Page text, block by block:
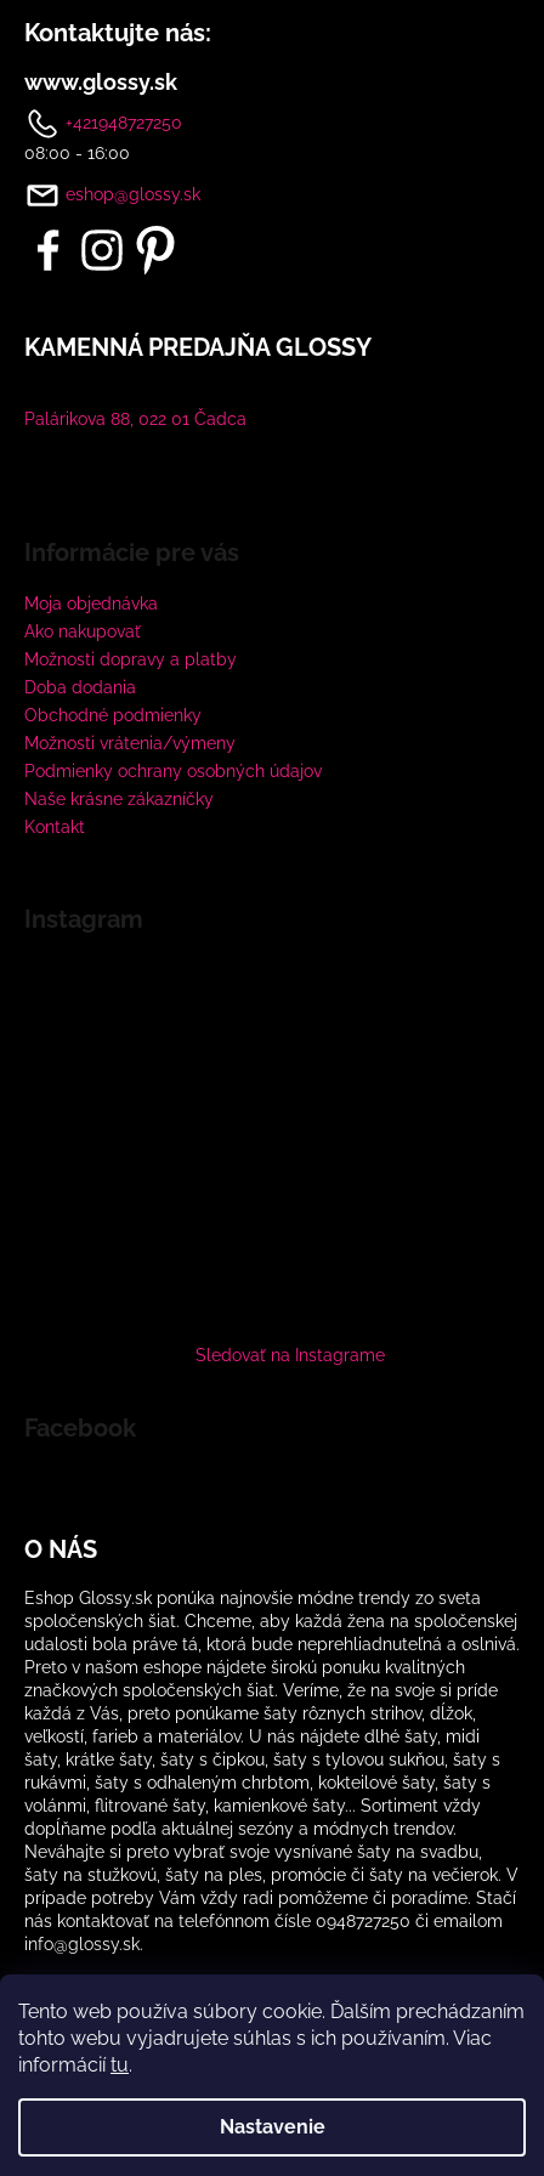
Tento web používa súbory cookie. Ďalším prechádzaním
tohto webu vyjadrujete súhlas s ich používaním. Viac
informáciítu.
Nastavenie
Kontaktujte nás:
www.glossy.sk
+421948727250
08:00 - 16:00
eshop@glossy.sk
KAMENNÁ PREDAJŇA GLOSSY
Palárikova 88, 022 01 Čadca
Informácie pre vás
Moja objednávka
Ako nakupovať
Možnosti dopravy a platby
Doba dodania
Obchodné podmienky
Možnosti vrátenia/výmeny
Podmienky ochrany osobných údajov
Naše krásne zákazníčky
Kontakt
Instagram
Sledovať na Instagrame
Facebook
O NÁS
Eshop Glossy.sk ponúka najnovšie módne trendy zo sveta
spoločenských šiat. Chceme, aby každá žena na spoločenskej
udalosti bola práve tá, ktorá bude neprehliadnuteľná a oslnivá.
Preto v našom eshope nájdete širokú ponuku kvalitných
značkových spoločenských šiat. Veríme, že na svoje si príde
každá z Vás, preto ponúkame šaty rôznych strihov, dĺžok,
veľkostí, farieb a materiálov. U nás nájdete dlhé šaty, midi
šaty, krátke šaty, šaty s čipkou, šaty s tylovou sukňou, šaty s
rukávmi, šaty s odhaleným chrbtom, kokteilové šaty, šaty s
volánmi, flitrované šaty, kamienkové šaty... Sortiment vždy
dopĺňame podľa aktuálnej sezóny a módnych trendov.
Neváhajte si preto vybrať svoje vysnívané šaty na svadbu,
šaty na stužkovú, šaty na ples, promócie či šaty na večierok. V
prípade potreby Vám vždy radi pomôžeme či poradíme. Stačí
nás kontaktovať na telefónnom čísle 0948727250 či emailom
info@glossy.sk.
Kamenná predajňa otváracia doba CZ